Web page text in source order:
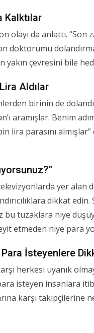
Kalktılar
olayı da anlattı. “Son
doktorumu
çevresini bile
Aldılar
birinin de
aramışlar. Benim
lira parasını almışlar”
yer alan
dikkat
bu tuzaklara niye
etmeden niye para
İsteyenlere
herkesi uyanık
isteyen insanlara
karşı takipçilerine